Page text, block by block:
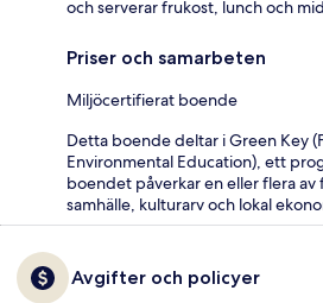
och serverar frukost, lunch och
Priser och samarbeten
Miljöcertifierat boende
Detta boende deltar i Green Key
Environmental Education), ett
boendet påverkar en eller flera
samhälle, kulturarv och lokal
Avgifter och policyer